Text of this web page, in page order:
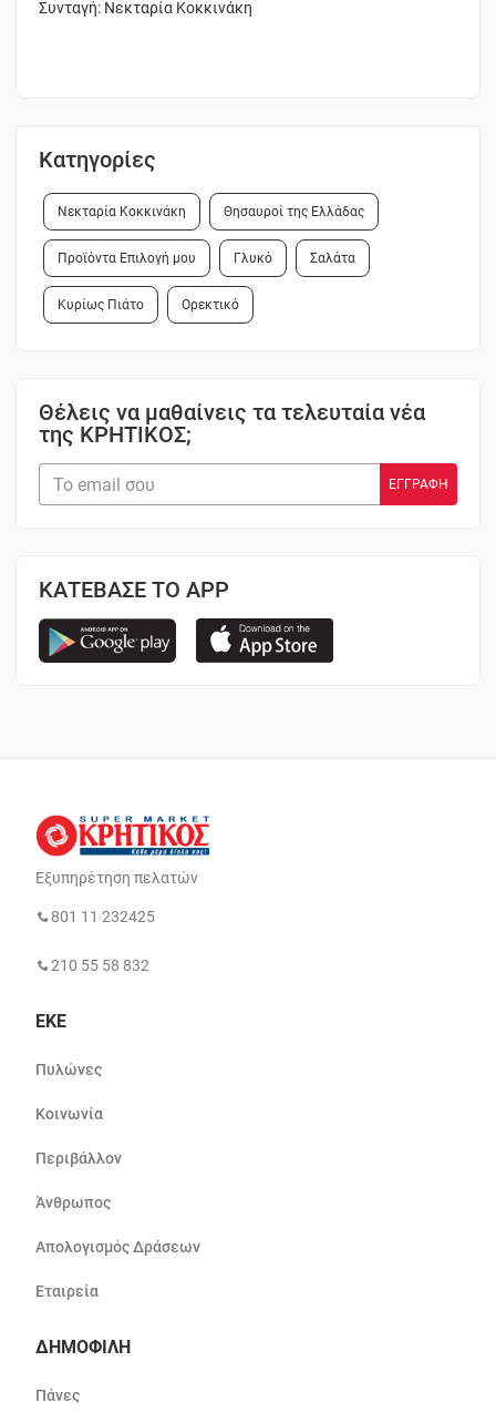
Συνταγή: Νεκταρία Κοκκινάκη
Κατηγορίες
Νεκταρία Κοκκινάκη Θησαυροί της Ελλάδας
Προϊόντα Επιλογή μου Γλυκό Σαλάτα
Κυρίως Πιάτο Ορεκτικό
Θέλεις να μαθαίνεις τα τελευταία νέα
της ΚΡΗΤΙΚΟΣ;
ΚΑΤΕΒΑΣΕ ΤΟ APP
Εξυπηρέτηση πελατών
801 11 232425
210 55 58 832
ΕΚΕ
Πυλώνες
Κοινωνία
Περιβάλλον
Άνθρωπος
Απολογισμός Δράσεων
Εταιρεία
ΔΗΜΟΦΙΛΗ
Πάνες